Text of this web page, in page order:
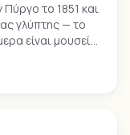
το 1851 και
γλύπτης — το
είναι μουσείο